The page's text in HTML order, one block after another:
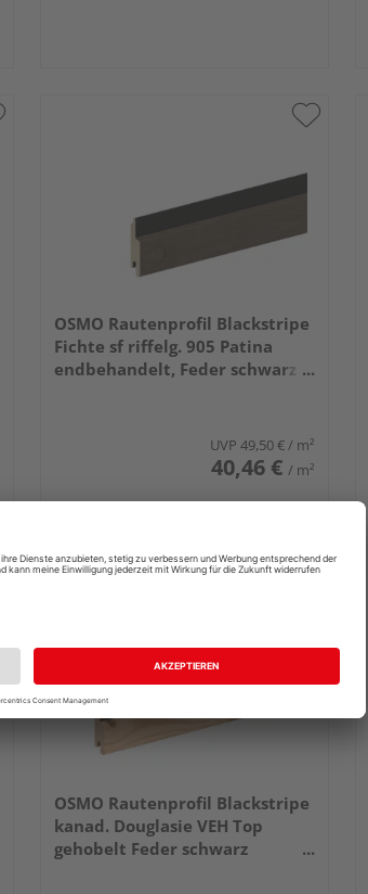
OSMO Rautenprofil Blackstripe
Fichte sf riffelg. 905 Patina
endbehandelt, Feder schwarz
UVP 49,50 €/ m²
40,46 € / m²
OSMO Rautenprofil Blackstripe
kanad. Douglasie VEH Top
gehobelt Feder schwarz